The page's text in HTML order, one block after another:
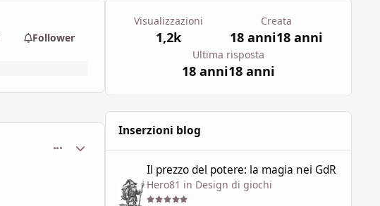
Follower
Visualizzazioni
1,2k
Creata
18 anni18 anni
Ultima risposta
18 anni18 anni
Inserzioni blog
Il prezzo del potere: la magia nei GdR
Hero81 in Design di giochi